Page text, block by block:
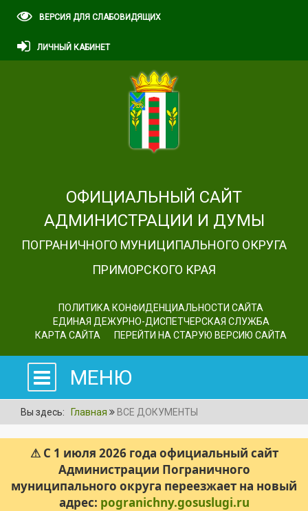
ВЕРСИЯ ДЛЯ СЛАБОВИДЯЩИХ
ЛИЧНЫЙ КАБИНЕТ
ОФИЦИАЛЬНЫЙ САЙТ
АДМИНИСТРАЦИИ И ДУМЫ
ПОГРАНИЧНОГО МУНИЦИПАЛЬНОГО ОКРУГА
ПРИМОРСКОГО КРАЯ
ПОЛИТИКА КОНФИДЕНЦИАЛЬНОСТИ САЙТА
ЕДИНАЯ ДЕЖУРНО-ДИСПЕТЧЕРСКАЯ СЛУЖБА
КАРТА САЙТА
ПЕРЕЙТИ НА СТАРУЮ ВЕРСИЮ САЙТА
МЕНЮ
Вы здесь: Главная ВСЕ ДОКУМЕНТЫ
⚠ С 1 июля 2026 года официальный сайт
Администрации Пограничного
муниципального округа переезжает на новый
адрес: pogranichny.gosuslugi.ru